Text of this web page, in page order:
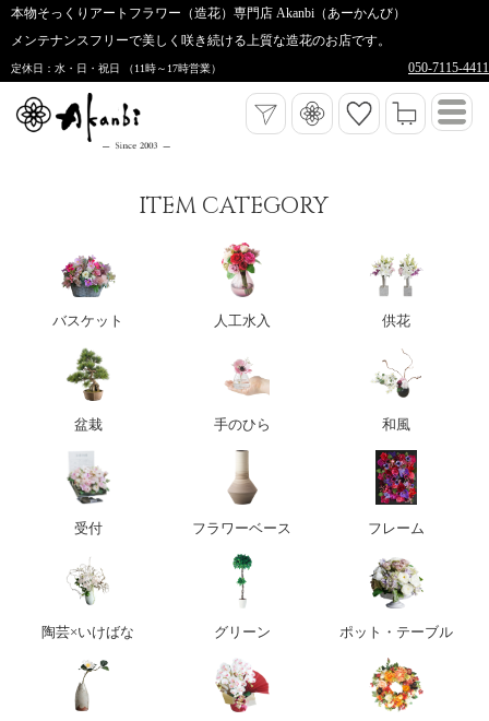
本物そっくりアートフラワー（造花）専門店 Akanbi（あーかんび）
メンテナンスフリーで美しく咲き続ける上質な造花のお店です。
定休日：水・日・祝日 （11時～17時営業） 050-7115-4411
ITEM CATEGORY
バスケット 人工水入 供花
盆栽 手のひら 和風
受付 フラワーベース フレーム
陶芸×いけばな グリーン ポット・テーブル